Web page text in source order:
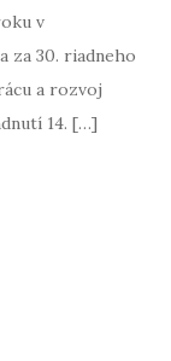
v
za 30. riadneho
a rozvoj
14. […]